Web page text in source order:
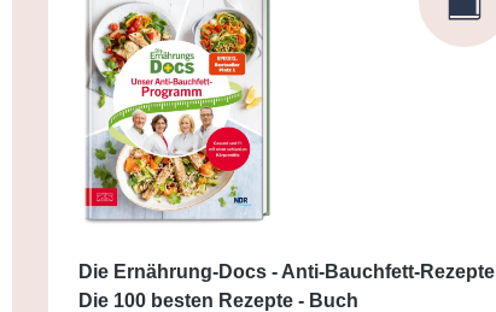
Die Ernährung-Docs - Anti-Bauchfett-Rezepte
Die 100 besten Rezepte - Buch